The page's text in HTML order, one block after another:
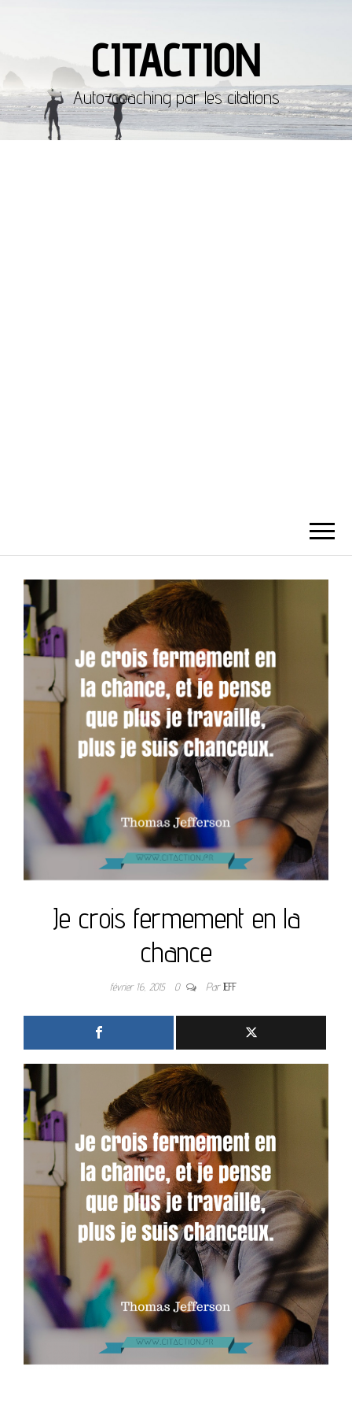
CITACTION
Auto-coaching par les citations
Je crois fermement en la
chance
février 16, 2015 0 ParJEFF